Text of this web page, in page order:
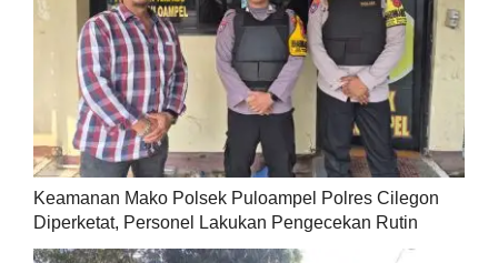
Keamanan Mako Polsek Puloampel Polres Cilegon
Diperketat, Personel Lakukan Pengecekan Rutin